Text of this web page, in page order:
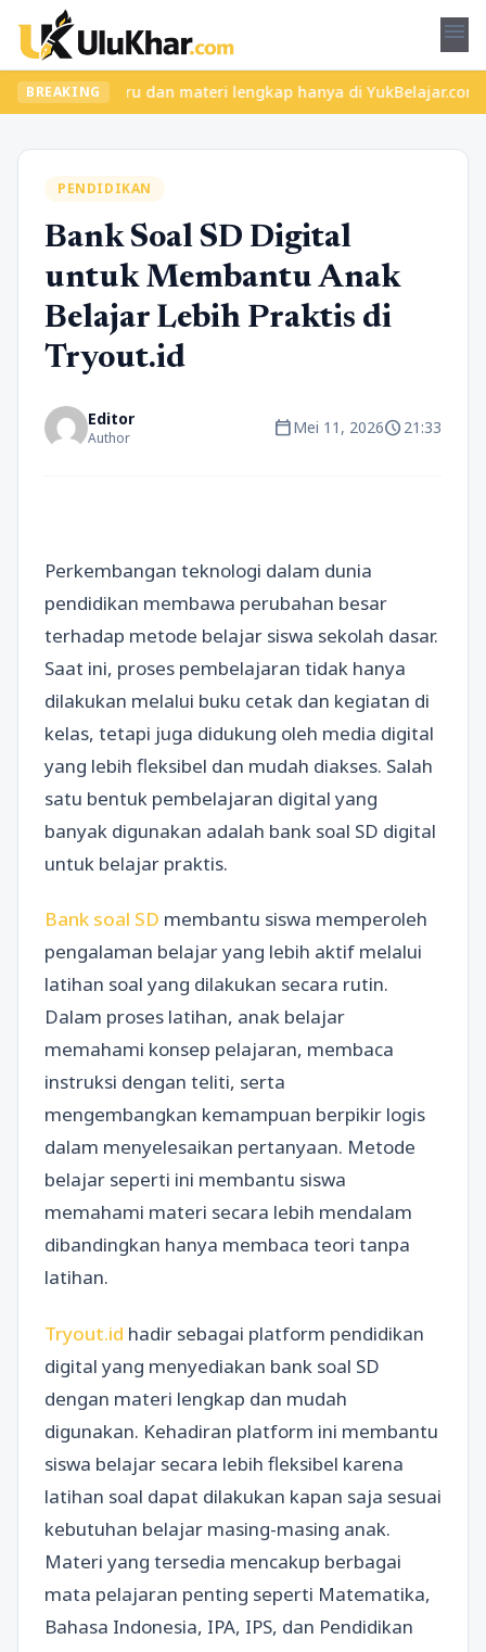
menu
BREAKING
seru dan materi lengkap hanya di YukBelajar.com.
PENDIDIKAN
Bank Soal SD Digital
untuk Membantu Anak
Belajar Lebih Praktis di
Tryout.id
Editor
Author calendar_todayMei 11, 2026schedule21:33
Perkembangan teknologi dalam dunia
pendidikan membawa perubahan besar
terhadap metode belajar siswa sekolah dasar.
Saat ini, proses pembelajaran tidak hanya
dilakukan melalui buku cetak dan kegiatan di
kelas, tetapi juga didukung oleh media digital
yang lebih fleksibel dan mudah diakses. Salah
satu bentuk pembelajaran digital yang
banyak digunakan adalah bank soal SD digital
untuk belajar praktis.
Bank soal SD membantu siswa memperoleh
pengalaman belajar yang lebih aktif melalui
latihan soal yang dilakukan secara rutin.
Dalam proses latihan, anak belajar
memahami konsep pelajaran, membaca
instruksi dengan teliti, serta
mengembangkan kemampuan berpikir logis
dalam menyelesaikan pertanyaan. Metode
belajar seperti ini membantu siswa
memahami materi secara lebih mendalam
dibandingkan hanya membaca teori tanpa
latihan.
Tryout.id hadir sebagai platform pendidikan
digital yang menyediakan bank soal SD
dengan materi lengkap dan mudah
digunakan. Kehadiran platform ini membantu
siswa belajar secara lebih fleksibel karena
latihan soal dapat dilakukan kapan saja sesuai
kebutuhan belajar masing-masing anak.
Materi yang tersedia mencakup berbagai
mata pelajaran penting seperti Matematika,
Bahasa Indonesia, IPA, IPS, dan Pendidikan